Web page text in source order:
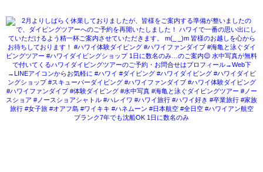
ブランク7年でも沈船OK 1日に数名のみ